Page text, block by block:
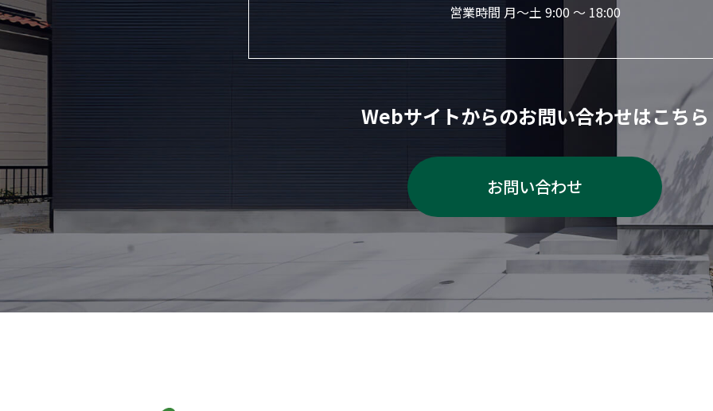
営業時間 月〜土 9:00 ～ 18:00
Webサイトからのお問い合わせはこちら
お問い合わせ